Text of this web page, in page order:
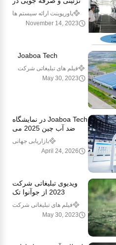
انرژی (بخش 2)
پاورپوینت ارائه سیستم ها
November 14, 2023
Joaboa Tech
فیلم های تبلیغاتی شرکت
May 30, 2023
Joaboa Tech در نمایشگاه
ضد آب چین 2025 می
درخشد!
بازاریابی جهانی
April 24, 2026
ویدیوی تبلیغاتی شرکت
2023 از جوآنوا تک
فیلم های تبلیغاتی شرکت
May 30, 2023